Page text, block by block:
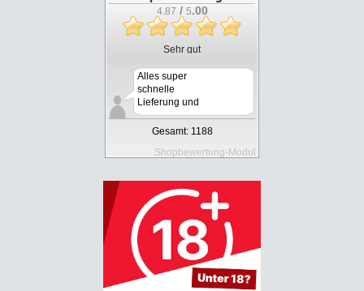
4.87 / 5.00
Sehr gut
Alles super
schnelle
Lieferung und
kompetente
Beratu...
Gesamt: 1188
Shopbewertung-Modul